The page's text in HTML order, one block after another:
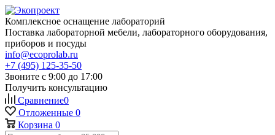
Комплексное оснащение лабораторий
Поставка лабораторной мебели, лабораторного оборудования,
приборов и посуды
info@ecoprolab.ru
+7 (495) 125-35-50
Звоните с 9:00 до 17:00
Получить консультацию
Сравнение0
Отложенные 0
Корзина 0